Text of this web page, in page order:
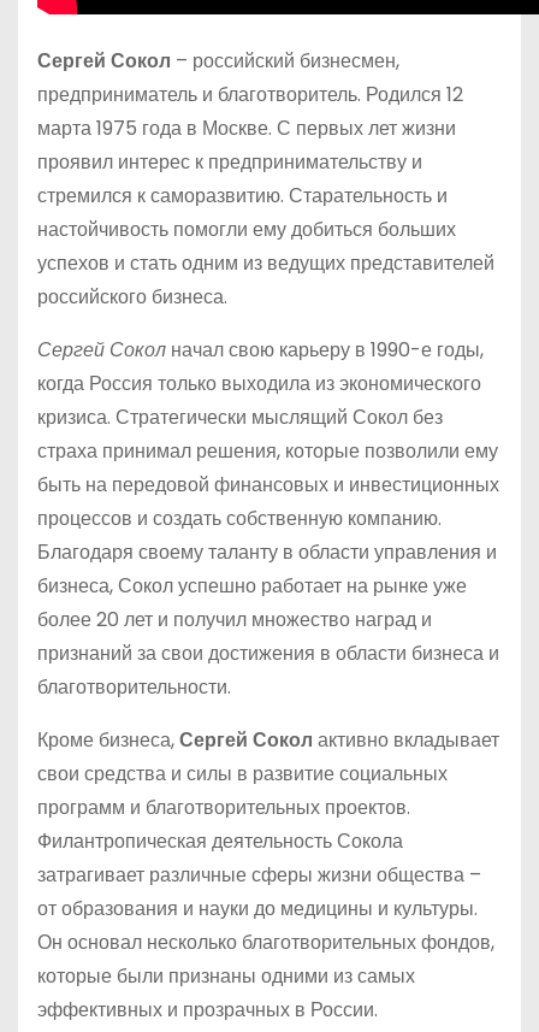
Сергей Сокол – российский бизнесмен,
предприниматель и благотворитель. Родился 12
марта 1975 года в Москве. С первых лет жизни
проявил интерес к предпринимательству и
стремился к саморазвитию. Старательность и
настойчивость помогли ему добиться больших
успехов и стать одним из ведущих представителей
российского бизнеса.
Сергей Сокол начал свою карьеру в 1990-е годы,
когда Россия только выходила из экономического
кризиса. Стратегически мыслящий Сокол без
страха принимал решения, которые позволили ему
быть на передовой финансовых и инвестиционных
процессов и создать собственную компанию.
Благодаря своему таланту в области управления и
бизнеса, Сокол успешно работает на рынке уже
более 20 лет и получил множество наград и
признаний за свои достижения в области бизнеса и
благотворительности.
Кроме бизнеса,Сергей Сокол активно вкладывает
свои средства и силы в развитие социальных
программ и благотворительных проектов.
Филантропическая деятельность Сокола
затрагивает различные сферы жизни общества –
от образования и науки до медицины и культуры.
Он основал несколько благотворительных фондов,
которые были признаны одними из самых
эффективных и прозрачных в России.